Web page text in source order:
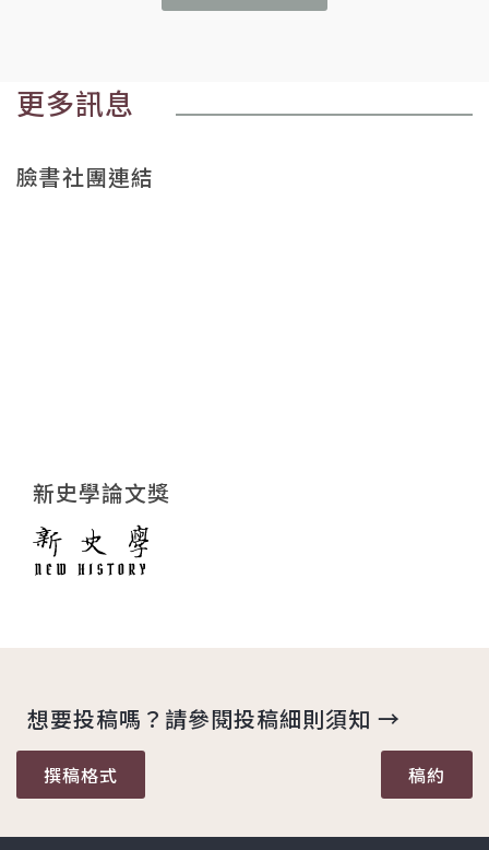
更多訊息
臉書社團連結
新史學論文獎
想要投稿嗎？請參閱投稿細則須知 →
撰稿格式 稿約